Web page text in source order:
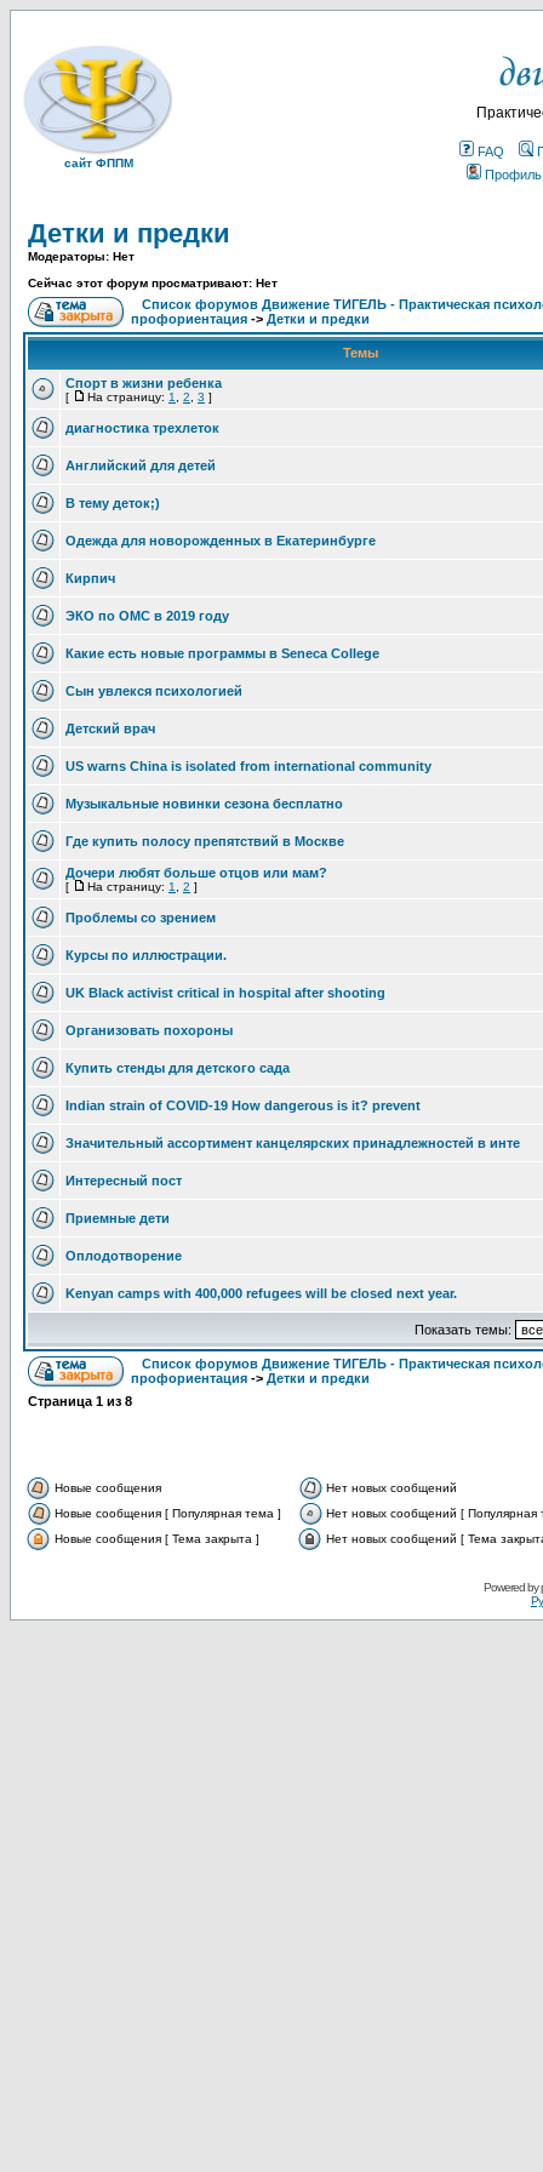
сайт ФППМ
FAQ
Профиль
Детки и предки
Модераторы: Нет
Сейчас этот форум просматривают: Нет
Список форумов Движение ТИГЕЛЬ - Практическая
профориентация -> Детки и предки
Темы
Спорт в жизни ребенка
[ На страницу: 1 2 3 ]
диагностика трехлеток
Английский для детей
В тему деток;)
Одежда для новорожденных в Екатеринбурге
Кирпич
ЭКО по ОМС в 2019 году
Какие есть новые программы в Seneca Collegе
Сын увлекся психологией
Детский врач
US warns China is isolated from international community
Музыкальные новинки сезона бесплатно
Где купить полосу препятствий в Москве
Дочери любят больше отцов или мам?
[ На страницу: 1 2 ]
Проблемы со зрением
Курсы по иллюстрации.
UK Black activist critical in hospital after shooting
Организовать похороны
Купить стенды для детского сада
Indian strain of COVID-19 How dangerous is it? prevent
Значительный ассортимент канцелярских принадлежностей в инте
Интересный пост
Приемные дети
Оплодотворение
Kenyan camps with 400,000 refugees will be closed next year.
Показать темы:
Список форумов Движение ТИГЕЛЬ - Практическая
профориентация -> Детки и предки
Страница 1 из 8
Новые сообщения
Нет новых сообщений
Новые сообщения [ Популярная тема ]
Нет новых сообщений [ Популярная
Новые сообщения [ Тема закрыта ]
Нет новых сообщений [ Тема
Powered by